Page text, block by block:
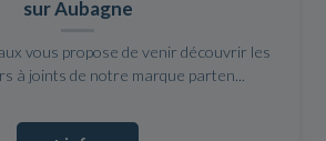
sur Aubagne
vous propose de venir découvrir les
à joints de notre marque parten...